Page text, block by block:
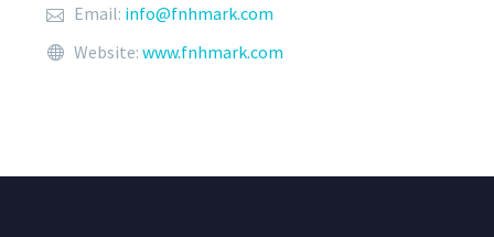
Email: info@fnhmark.com
Website: www.fnhmark.com